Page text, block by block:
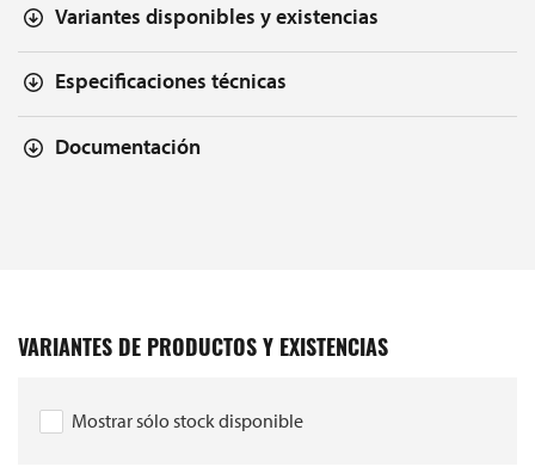
Variantes disponibles y existencias
Especificaciones técnicas
Documentación
VARIANTES DE PRODUCTOS Y EXISTENCIAS
Mostrar sólo stock disponible